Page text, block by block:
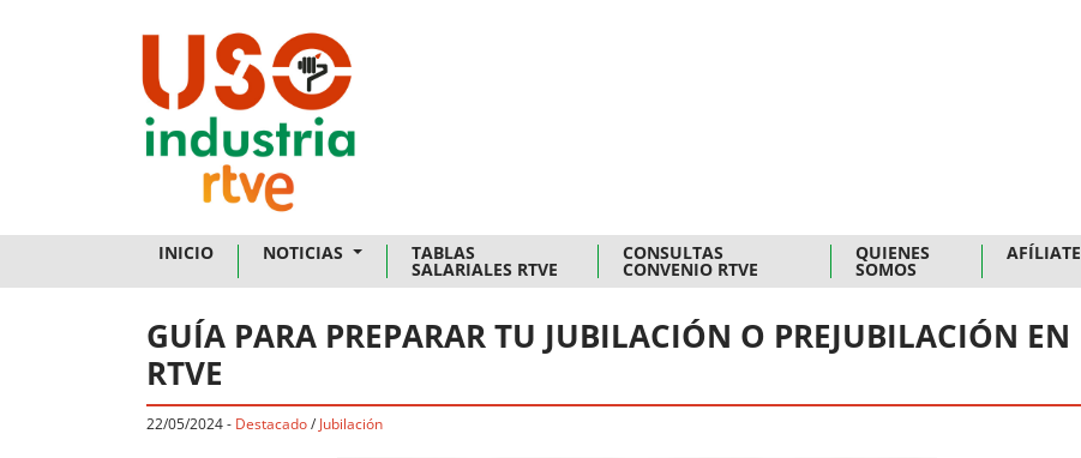
INICIO NOTICIAS TABLAS
SALARIALES RTVE
CONSULTAS
CONVENIO RTVE
QUIENES
SOMOS
AFÍLIATE
GUÍA PARA PREPARAR TU JUBILACIÓN O PREJUBILACIÓN EN
RTVE
22/05/2024- Destacado/ Jubilación